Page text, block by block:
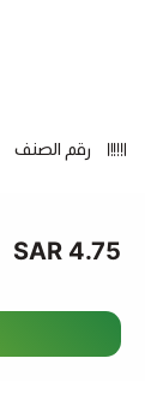
حجم عملي:
جبنة البقرات
رقم الصنف
4.75 SAR